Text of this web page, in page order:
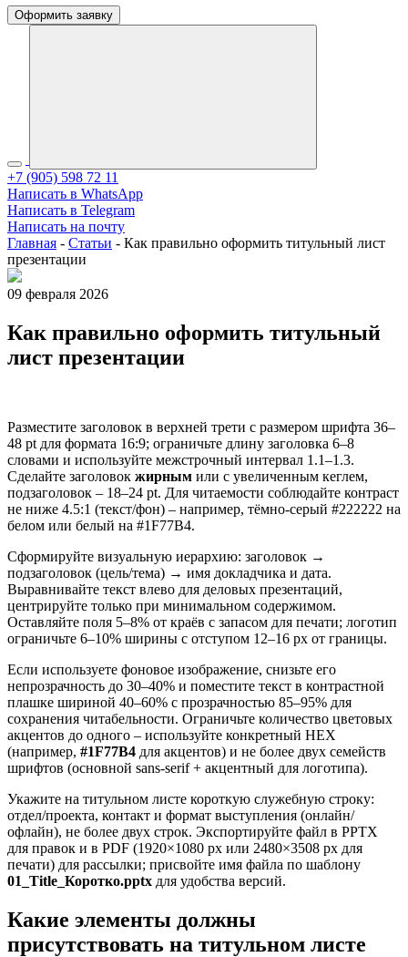
Оформить заявку
+7 (905) 598 72 11
Написать в WhatsApp
Написать в Telegram
Написать на почту
Главная - Статьи - Как правильно оформить титульный лист
презентации
09 февраля 2026
Как правильно оформить титульный
лист презентации
Разместите заголовок в верхней трети с размером шрифта 36–
48 pt для формата 16:9; ограничьте длину заголовка 6–8
словами и используйте межстрочный интервал 1.1–1.3.
Сделайте заголовок жирным или с увеличенным кеглем,
подзаголовок – 18–24 pt. Для читаемости соблюдайте контраст
не ниже 4.5:1 (текст/фон) – например, тёмно-серый #222222 на
белом или белый на #1F77B4.
Сформируйте визуальную иерархию: заголовок →
подзаголовок (цель/тема) → имя докладчика и дата.
Выравнивайте текст влево для деловых презентаций,
центрируйте только при минимальном содержимом.
Оставляйте поля 5–8% от краёв с запасом для печати; логотип
ограничьте 6–10% ширины с отступом 12–16 px от границы.
Если используете фоновое изображение, снизьте его
непрозрачность до 30–40% и поместите текст в контрастной
плашке шириной 40–60% с прозрачностью 85–95% для
сохранения читабельности. Ограничьте количество цветовых
акцентов до одного – используйте конкретный HEX
(например, #1F77B4 для акцентов) и не более двух семейств
шрифтов (основной sans-serif + акцентный для логотипа).
Укажите на титульном листе короткую служебную строку:
отдел/проекта, контакт и формат выступления (онлайн/
офлайн), не более двух строк. Экспортируйте файл в PPTX
для правок и в PDF (1920×1080 px или 2480×3508 px для
печати) для рассылки; присвойте имя файла по шаблону
01_Title_Коротко.pptx для удобства версий.
Какие элементы должны
присутствовать на титульном листе